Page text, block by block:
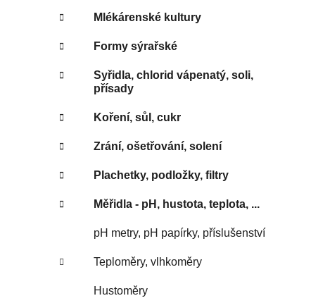
Mlékárenské kultury
Formy sýrařské
Syřidla, chlorid vápenatý, soli,
přísady
Koření, sůl, cukr
Zrání, ošetřování, solení
Plachetky, podložky, filtry
Měřidla - pH, hustota, teplota, ...
pH metry, pH papírky, příslušenství
Teploměry, vlhkoměry
Hustoměry